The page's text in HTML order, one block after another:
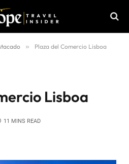
» Plaza del Comercio Lisboa
Lisboa
11 MINS READ